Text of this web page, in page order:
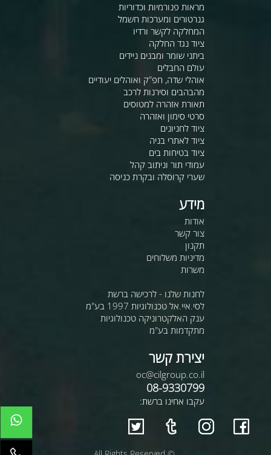
מראות פנורמיות וכדוריות
גנרטורים ומערכות חשמל
המחלקה לקשר ורדיו
ציוד נגד החלקה
ביתני שומר ומבנים ניידים
עולם החבלים
אוהלי שדה, חפ"ק ואוהלים יעודיים
מהבהבים וסירנות לרכב
תאורת אזהרה למטוסים
סרטי סימון ואזהרה
ציוד לחניונים
ציוד לאתרי בניה
ציוד בטיחות בים
עמודי תור וניתוב קהל
שערי קרוסלה ובקרת כניסה
מידע
אודות
צור קשר
תקנון
מדיניות משלוחים
משרות
לחנות שלנו - לרכישה ברשת
לסי.איי.אל טכנולוגיות 1997 בע"מ
ענק האלקטרוניקה טכנולוגיות
מתקדמות בע"מ
יצירת קשר
oc@cilgroup.co.il
08-9330799
עקבו אחינו ברשת: